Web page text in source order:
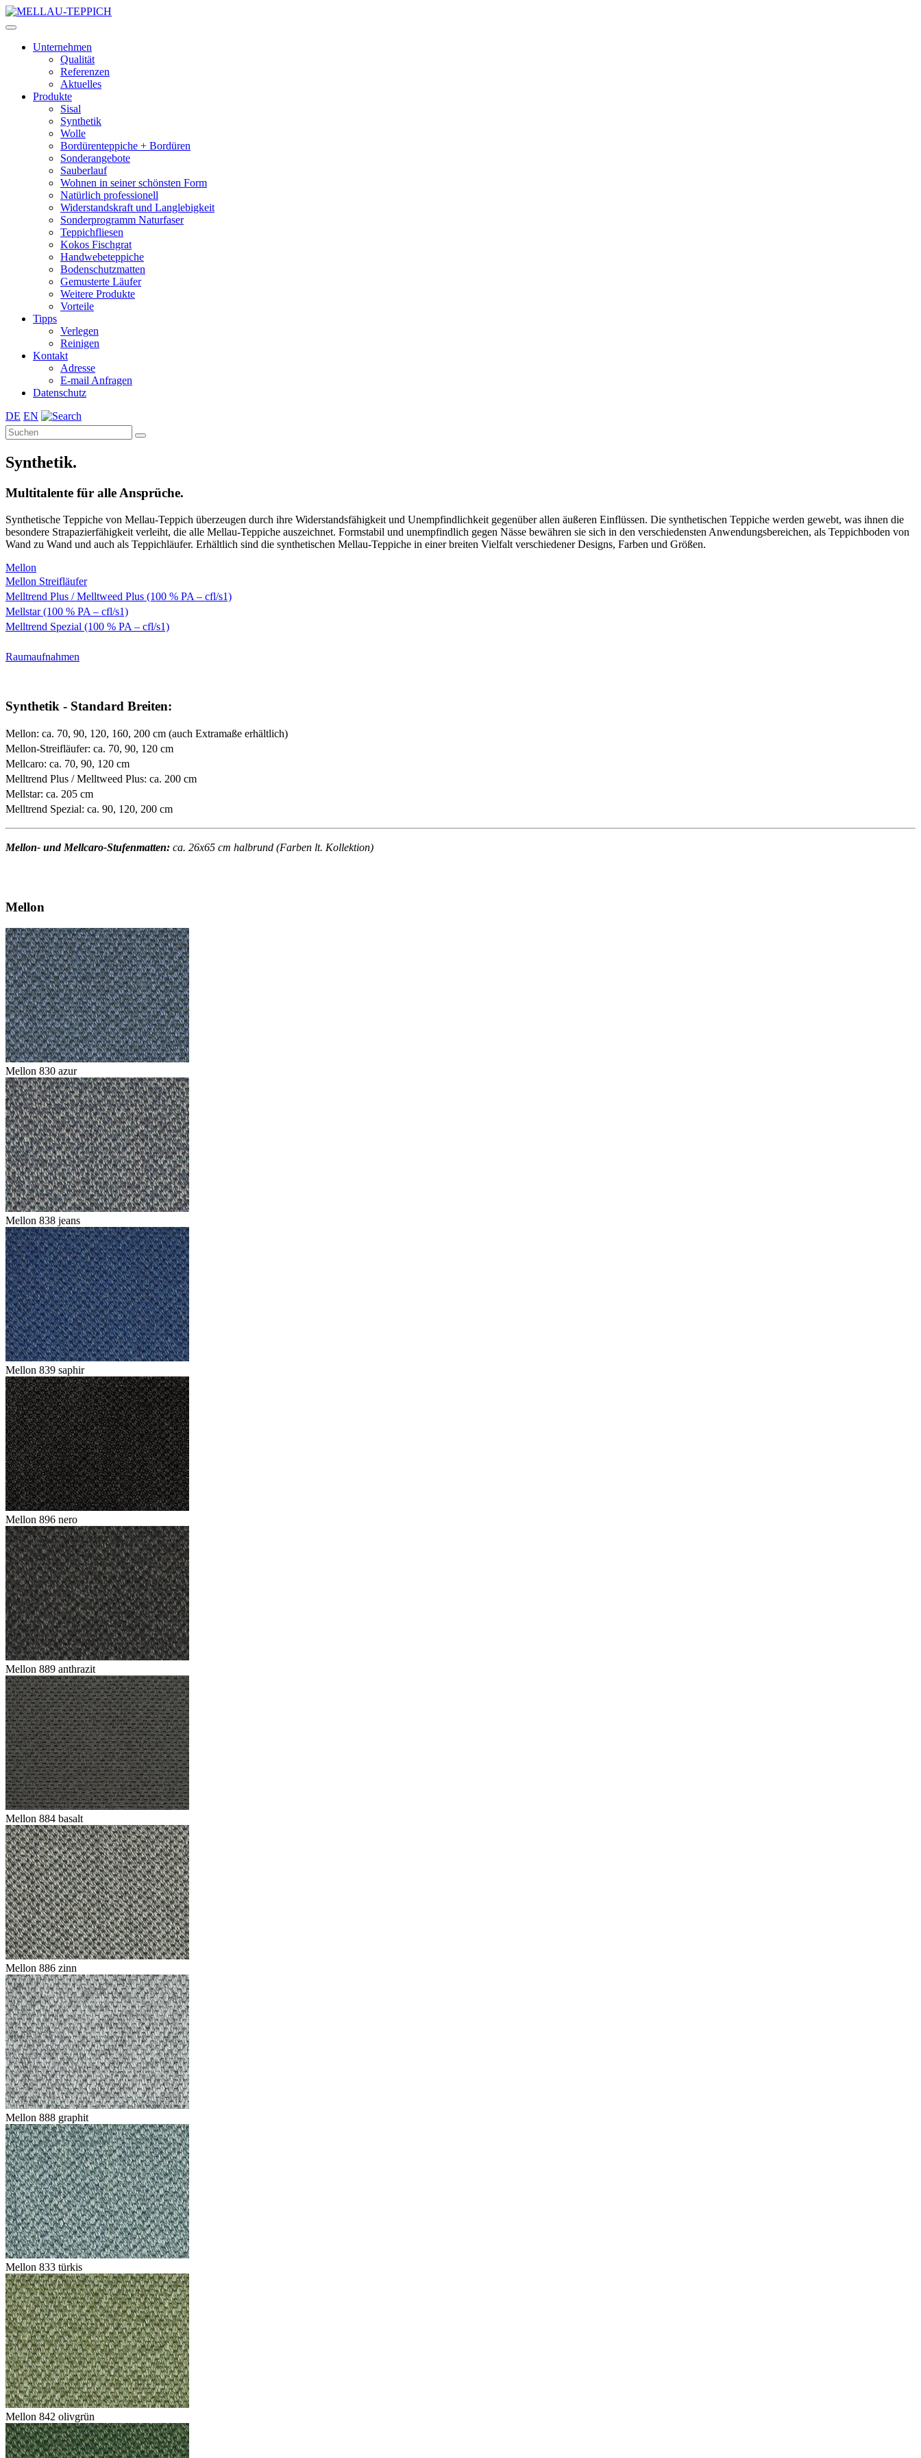
Unternehmen
Qualität
Referenzen
Aktuelles
Produkte
Sisal
Synthetik
Wolle
Bordürenteppiche + Bordüren
Sonderangebote
Sauberlauf
Wohnen in seiner schönsten Form
Natürlich professionell
Widerstandskraft und Langlebigkeit
Sonderprogramm Naturfaser
Teppichfliesen
Kokos Fischgrat
Handwebeteppiche
Bodenschutzmatten
Gemusterte Läufer
Weitere Produkte
Vorteile
Tipps
Verlegen
Reinigen
Kontakt
Adresse
E-mail Anfragen
Datenschutz
DE EN
Synthetik.
Multitalente für alle Ansprüche.
Synthetische Teppiche von Mellau-Teppich überzeugen durch ihre Widerstandsfähigkeit und Unempfindlichkeit gegenüber allen äußeren Einflüssen. Die synthetischen Teppiche werden gewebt, was ihnen die
besondere Strapazierfähigkeit verleiht, die alle Mellau-Teppiche auszeichnet. Formstabil und unempfindlich gegen Nässe bewähren sie sich in den verschiedensten Anwendungsbereichen, als Teppichboden von
Wand zu Wand und auch als Teppichläufer. Erhältlich sind die synthetischen Mellau-Teppiche in einer breiten Vielfalt verschiedener Designs, Farben und Größen.
Mellon
Mellon Streifläufer
Melltrend Plus / Melltweed Plus (100 % PA – cfl/s1)
Mellstar (100 % PA – cfl/s1)
Melltrend Spezial (100 % PA – cfl/s1)
Raumaufnahmen
Synthetik - Standard Breiten:
Mellon: ca. 70, 90, 120, 160, 200 cm (auch Extramaße erhältlich)
Mellon-Streifläufer: ca. 70, 90, 120 cm
Mellcaro: ca. 70, 90, 120 cm
Melltrend Plus / Melltweed Plus: ca. 200 cm
Mellstar: ca. 205 cm
Melltrend Spezial: ca. 90, 120, 200 cm
Mellon- und Mellcaro-Stufenmatten: ca. 26x65 cm halbrund (Farben lt. Kollektion)
Mellon
Mellon 830 azur
Mellon 838 jeans
Mellon 839 saphir
Mellon 896 nero
Mellon 889 anthrazit
Mellon 884 basalt
Mellon 886 zinn
Mellon 888 graphit
Mellon 833 türkis
Mellon 842 olivgrün